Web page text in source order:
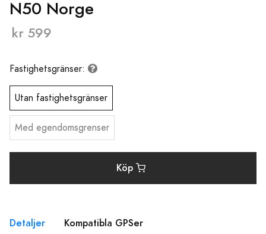
N50 Norge
kr 599
Fastighetsgränser:
Utan fastighetsgränser
Med egendomsgrenser
Köp
Detaljer Kompatibla GPSer